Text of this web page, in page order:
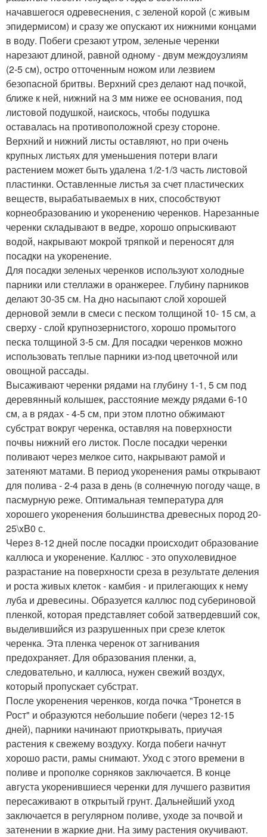
начавшегося одревеснения, с зеленой корой (с живым
эпидермисом) и сразу же опускают их нижними концами
в воду. Побеги срезают утром, зеленые черенки
нарезают длиной, равной одному - двум междоузлиям
(2-5 см), остро отточенным ножом или лезвием
безопасной бритвы. Верхний срез делают над почкой,
ближе к ней, нижний на 3 мм ниже ее основания, под
листовой подушкой, наискось, чтобы подушка
оставалась на противоположной срезу стороне.
Верхний и нижний листы оставляют, но при очень
крупных листьях для уменьшения потери влаги
растением может быть удалена 1/2-1/3 часть листовой
пластинки. Оставленные листья за счет пластических
веществ, вырабатываемых в них, способствуют
корнеобразованию и укоренению черенков. Нарезанные
черенки складывают в ведре, хорошо опрыскивают
водой, накрывают мокрой тряпкой и переносят для
посадки на укоренение.
Для посадки зеленых черенков используют холодные
парники или стеллажи в оранжерее. Глубину парников
делают 30-35 см. На дно насыпают слой хорошей
дерновой земли в смеси с песком толщиной 10- 15 см, а
сверху - слой крупнозернистого, хорошо промытого
песка толщиной 3-5 см. Для посадки черенков можно
использовать теплые парники из-под цветочной или
овощной рассады.
Высаживают черенки рядами на глубину 1-1, 5 см под
деревянный колышек, расстояние между рядами 6-10
см, а в рядах - 4-5 см, при этом плотно обжимают
субстрат вокруг черенка, оставляя на поверхности
почвы нижний его листок. После посадки черенки
поливают через мелкое сито, накрывают рамой и
затеняют матами. В период укоренения рамы открывают
для полива - 2-4 раза в день (в солнечную погоду чаще, в
пасмурную реже. Оптимальная температура для
хорошего укоренения большинства древесных пород 20-
25\xB0 с.
Через 8-12 дней после посадки происходит образование
каллюса и укоренение. Каллюс - это опухолевидное
разрастание на поверхности среза в результате деления
и роста живых клеток - камбия - и прилегающих к нему
луба и древесины. Образуется каллюс под субериновой
пленкой, которая представляет собой затвердевший сок,
выделившийся из разрушенных при срезе клеток
черенка. Эта пленка черенок от загнивания
предохраняет. Для образования пленки, а,
следовательно, и каллюса, нужен свежий воздух,
который пропускает субстрат.
После укоренения черенков, когда почка "Тронется в
Рост" и образуются небольшие побеги (через 12-15
дней), парники начинают приоткрывать, приучая
растения к свежему воздуху. Когда побеги начнут
хорошо расти, рамы снимают. Уход с этого времени в
поливе и прополке сорняков заключается. В конце
августа укоренившиеся черенки для лучшего развития
пересаживают в открытый грунт. Дальнейший уход
заключается в регулярном поливе, уходе за почвой и
затенении в жаркие дни. На зиму растения окучивают.